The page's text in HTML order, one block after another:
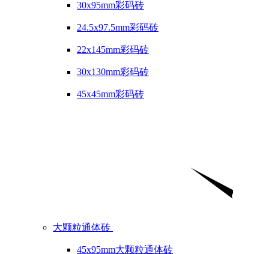
30x95mm彩码砖
24.5x97.5mm彩码砖
22x145mm彩码砖
30x130mm彩码砖
45x45mm彩码砖
大颗粒通体砖
45x95mm大颗粒通体砖